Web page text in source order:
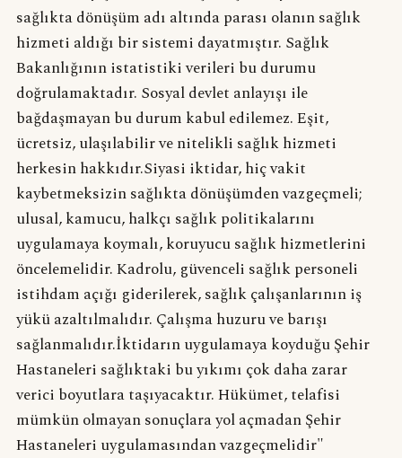
sağlıkta dönüşüm adı altında parası olanın sağlık
hizmeti aldığı bir sistemi dayatmıştır. Sağlık
Bakanlığının istatistiki verileri bu durumu
doğrulamaktadır. Sosyal devlet anlayışı ile
bağdaşmayan bu durum kabul edilemez. Eşit,
ücretsiz, ulaşılabilir ve nitelikli sağlık hizmeti
herkesin hakkıdır.Siyasi iktidar, hiç vakit
kaybetmeksizin sağlıkta dönüşümden vazgeçmeli;
ulusal, kamucu, halkçı sağlık politikalarını
uygulamaya koymalı, koruyucu sağlık hizmetlerini
öncelemelidir. Kadrolu, güvenceli sağlık personeli
istihdam açığı giderilerek, sağlık çalışanlarının iş
yükü azaltılmalıdır. Çalışma huzuru ve barışı
sağlanmalıdır.İktidarın uygulamaya koyduğu Şehir
Hastaneleri sağlıktaki bu yıkımı çok daha zarar
verici boyutlara taşıyacaktır. Hükümet, telafisi
mümkün olmayan sonuçlara yol açmadan Şehir
Hastaneleri uygulamasından vazgeçmelidir"